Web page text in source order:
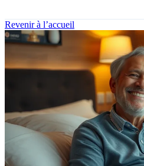
Revenir à l’accueil